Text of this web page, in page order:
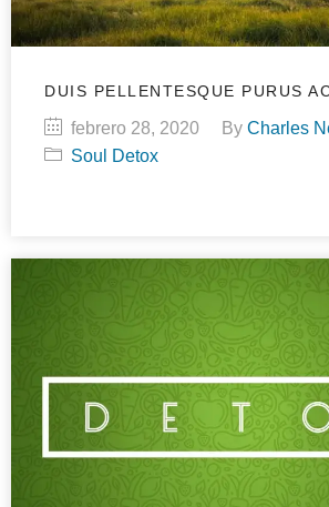
DUIS PELLENTESQUE PURUS
febrero 28, 2020 By Charles
Soul Detox